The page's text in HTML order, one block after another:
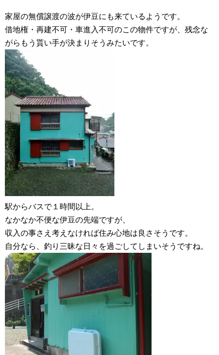
家屋の無償譲渡の波が伊豆にも来ているようです。
借地権・再建不可・車進入不可のこの物件ですが、残念な
がらもう貰い手が決まりそうみたいです。
駅からバスで１時間以上。
なかなか不便な伊豆の先端ですが、
収入の事さえ考えなければ住み心地は良さそうです。
自分なら、釣り三昧な日々を過ごしてしまいそうですね。